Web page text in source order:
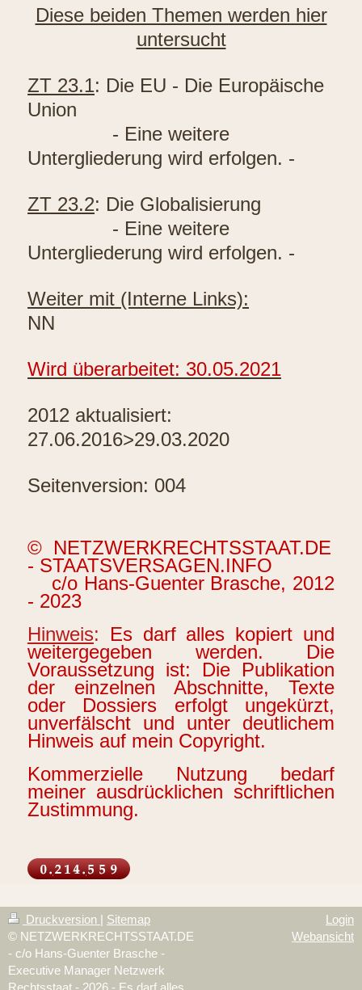
Diese beiden Themen werden hier
untersucht
ZT 23.1: Die EU - Die Europäische
Union
- Eine weitere
Untergliederung wird erfolgen. -
ZT 23.2: Die Globalisierung
- Eine weitere
Untergliederung wird erfolgen. -
Weiter mit (Interne Links):
NN
Wird überarbeitet: 30.05.2021
2012 aktualisiert:
27.06.2016>29.03.2020
Seitenversion: 004
© NETZWERKRECHTSSTAAT.DE
- STAATSVERSAGEN.INFO
c/o Hans-Guenter Brasche, 2012
- 2023
Hinweis:
Es darf alles kopiert und
weitergegeben werden. Die
Voraussetzung ist: Die Publikation
der einzelnen Abschnitte, Texte
oder Dossiers erfolgt ungekürzt,
unverfälscht und unter deutlichem
Hinweis auf mein Copyright.
Kommerzielle Nutzung bedarf
meiner ausdrücklichen schriftlichen
Zustimmung.
Druckversion | Sitemap
© NETZWERKRECHTSSTAAT.DE
- c/o Hans-Guenter Brasche -
Executive Manager Netzwerk
Rechtsstaat - 2026 - Es darf alles
Login
Webansicht